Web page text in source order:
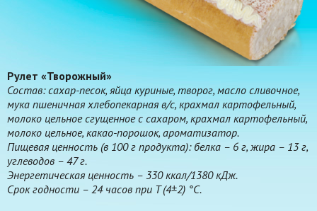
Рулет «Творожный»
Состав: сахар-песок, яйца куриные, творог, масло сливочное,
мука пшеничная хлебопекарная в/с, крахмал картофельный,
молоко цельное сгущенное с сахаром, крахмал картофельный,
молоко цельное, какао-порошок, ароматизатор.
Пищевая ценность (в 100 г продукта): белка – 6 г, жира – 13 г,
углеводов – 47 г.
Энергетическая ценность – 330 ккал/1380 кДж.
Срок годности – 24 часов при T (4±2) °С.